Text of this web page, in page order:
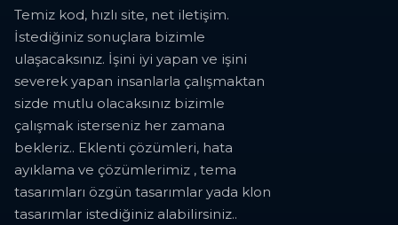
Temiz kod, hızlı site, net iletişim.
İstediğiniz sonuçlara bizimle
ulaşacaksınız. İşini iyi yapan ve işini
severek yapan insanlarla çalışmaktan
sizde mutlu olacaksınız bizimle
çalışmak isterseniz her zamana
bekleriz.. Eklenti çözümleri, hata
ayıklama ve çözümlerimiz , tema
tasarımları özgün tasarımlar yada klon
tasarımlar istediğiniz alabilirsiniz..